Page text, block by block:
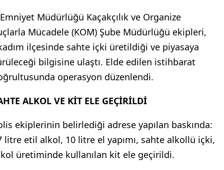
Müdürlüğü Kaçakçılık ve Organize
Mücadele (KOM) Şube Müdürlüğü ekipleri,
ilçesinde sahte içki üretildiği ve piyasaya
bilgisine ulaştı. Elde edilen istihbarat
operasyon düzenlendi.
ALKOL VE KİT ELE GEÇİRİLDİ
ekiplerinin belirlediği adrese yapılan baskında:
litre etil alkol, 10 litre el yapımı, sahte alkollü içki,
üretiminde kullanılan kit ele geçirildi.